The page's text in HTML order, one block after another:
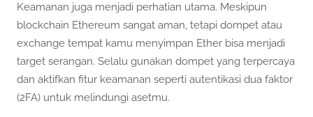
Keamanan juga menjadi perhatian utama. Meskipun
blockchain Ethereum sangat aman, tetapi dompet atau
exchange tempat kamu menyimpan Ether bisa menjadi
target serangan. Selalu gunakan dompet yang terpercaya
dan aktifkan fitur keamanan seperti autentikasi dua faktor
(2FA) untuk melindungi asetmu.